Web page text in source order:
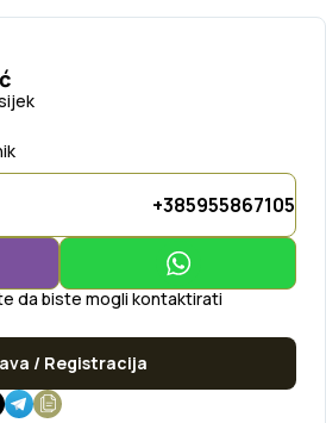
+385955867105
da biste mogli kontaktirati
/ Registracija